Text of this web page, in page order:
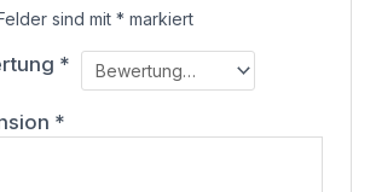
sind mit* markiert
*
*